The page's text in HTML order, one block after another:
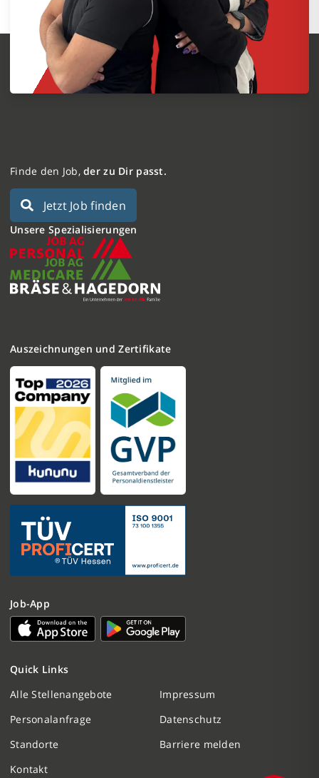
Nachricht schreiben
Initiativbewerbung
Personalanfrage
Finde den Job,der zu Dir passt.
Jetzt Job finden
Unsere Spezialisierungen
Auszeichnungen und Zertifikate
Job-App
Quick Links
Alle Stellenangebote
Personalanfrage
Standorte
Kontakt
Impressum
Datenschutz
Barriere melden